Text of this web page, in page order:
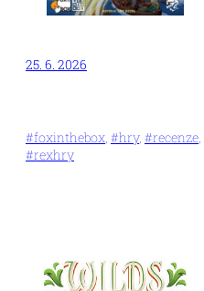
25. 6. 2026
#foxinthebox, #hry, #recenze
#rexhry